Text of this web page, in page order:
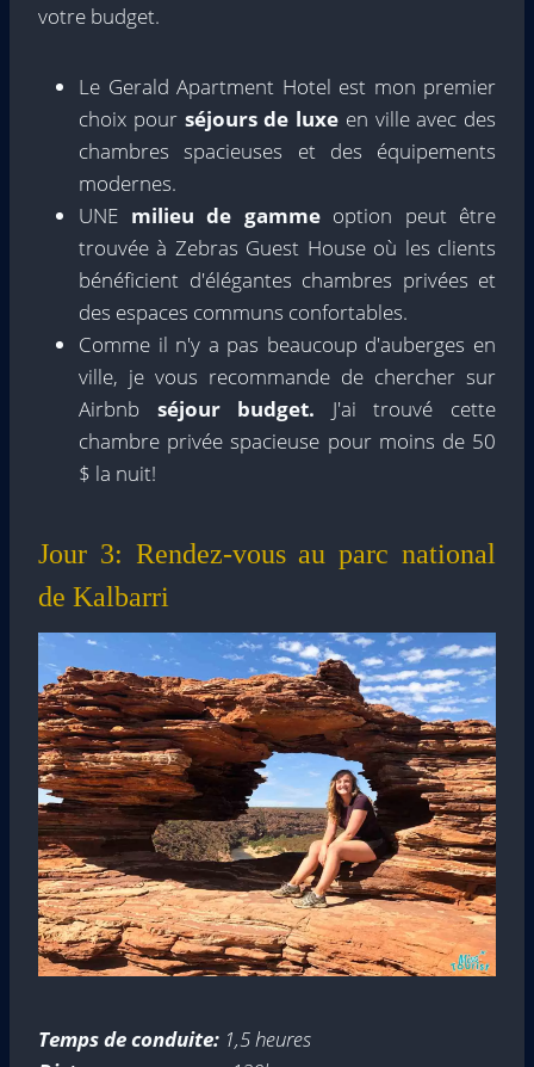
votre budget.
Le Gerald Apartment Hotel est mon premier
choix pour séjours de luxe en ville avec des
chambres spacieuses et des équipements
modernes.
UNE milieu de gamme option peut être
trouvée à Zebras Guest House où les clients
bénéficient d'élégantes chambres privées et
des espaces communs confortables.
Comme il n'y a pas beaucoup d'auberges en
ville, je vous recommande de chercher sur
Airbnb séjour budget. J'ai trouvé cette
chambre privée spacieuse pour moins de 50
$ la nuit!
Jour 3: Rendez-vous au parc national
de Kalbarri
Temps de conduite: 1,5 heures